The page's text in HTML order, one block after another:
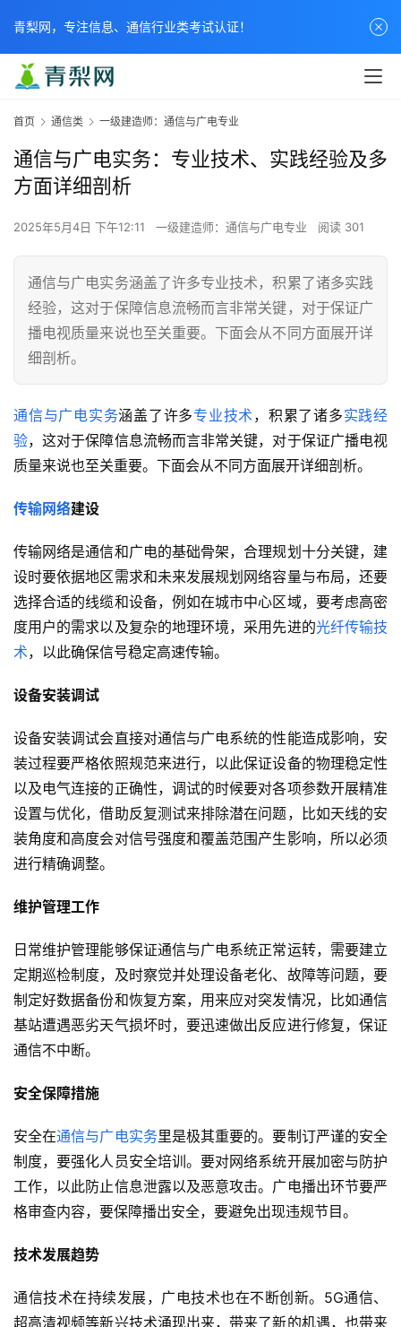
首页 通信类 一级建造师：通信与广电专业
通信与广电实务：专业技术、实践经验及多
方面详细剖析
2025年5月4日 下午12:11 一级建造师：通信与广电专业 阅读 301
通信与广电实务涵盖了许多专业技术，积累了诸多实践
经验，这对于保障信息流畅而言非常关键，对于保证广
播电视质量来说也至关重要。下面会从不同方面展开详
细剖析。
通信与广电实务涵盖了许多专业技术，积累了诸多实践经
验，这对于保障信息流畅而言非常关键，对于保证广播电视
质量来说也至关重要。下面会从不同方面展开详细剖析。
传输网络建设
传输网络是通信和广电的基础骨架，合理规划十分关键，建
设时要依据地区需求和未来发展规划网络容量与布局，还要
选择合适的线缆和设备，例如在城市中心区域，要考虑高密
度用户的需求以及复杂的地理环境，采用先进的光纤传输技
术，以此确保信号稳定高速传输。
设备安装调试
设备安装调试会直接对通信与广电系统的性能造成影响，安
装过程要严格依照规范来进行，以此保证设备的物理稳定性
以及电气连接的正确性，调试的时候要对各项参数开展精准
设置与优化，借助反复测试来排除潜在问题，比如天线的安
装角度和高度会对信号强度和覆盖范围产生影响，所以必须
进行精确调整。
维护管理工作
日常维护管理能够保证通信与广电系统正常运转，需要建立
定期巡检制度，及时察觉并处理设备老化、故障等问题，要
制定好数据备份和恢复方案，用来应对突发情况，比如通信
基站遭遇恶劣天气损坏时，要迅速做出反应进行修复，保证
通信不中断。
安全保障措施
安全在通信与广电实务里是极其重要的。要制订严谨的安全
制度，要强化人员安全培训。要对网络系统开展加密与防护
工作，以此防止信息泄露以及恶意攻击。广电播出环节要严
格审查内容，要保障播出安全，要避免出现违规节目。
技术发展趋势
通信技术在持续发展，广电技术也在不断创新。5G通信、
超高清视频等新兴技术涌现出来，带来了新的机遇，也带来
青梨网，专注信息、通信行业类考试认证！